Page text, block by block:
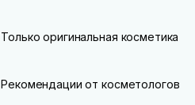
Только оригинальная косметика
Рекомендации от косметологов